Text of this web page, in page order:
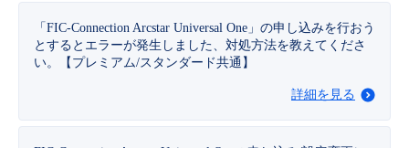
- クラウド / サーバー
- Flexible InterConnect
「FIC-Connection Arcstar Universal One」の申し込みを行おう
とするとエラーが発生しました、対処方法を教えてくださ
い。【プレミアム/スタンダード共通】
詳細を見る